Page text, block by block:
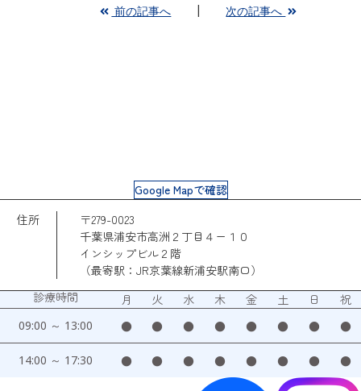
前の記事へ 次の記事へ
Google Mapで確認
住所
〒279-0023
千葉県浦安市高洲２丁目４ー１０
インシップビル２階
（最寄駅：JR京葉線新浦安駅南口）
診療時間
月 火 水 木 金 土 日 祝
09:00 ～ 13:00 ● ● ● ● ● ● ● ●
14:00 ～ 17:30 ● ● ● ● ● ● ● ●